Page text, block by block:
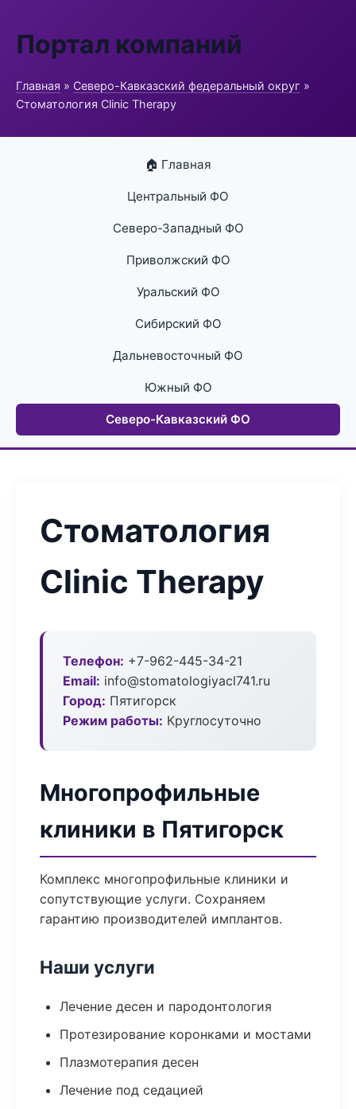
Портал компаний
Главная » Северо-Кавказский федеральный округ »
Стоматология Clinic Therapy
🏠 Главная
Центральный ФО
Северо-Западный ФО
Приволжский ФО
Уральский ФО
Сибирский ФО
Дальневосточный ФО
Южный ФО
Северо-Кавказский ФО
Стоматология
Clinic Therapy
Телефон: +7-962-445-34-21
Email: info@stomatologiyacl741.ru
Город: Пятигорск
Режим работы: Круглосуточно
Многопрофильные
клиники в Пятигорск
Комплекс многопрофильные клиники и
сопутствующие услуги. Сохраняем
гарантию производителей имплантов.
Наши услуги
Лечение десен и пародонтология
Протезирование коронками и мостами
Плазмотерапия десен
Лечение под седацией